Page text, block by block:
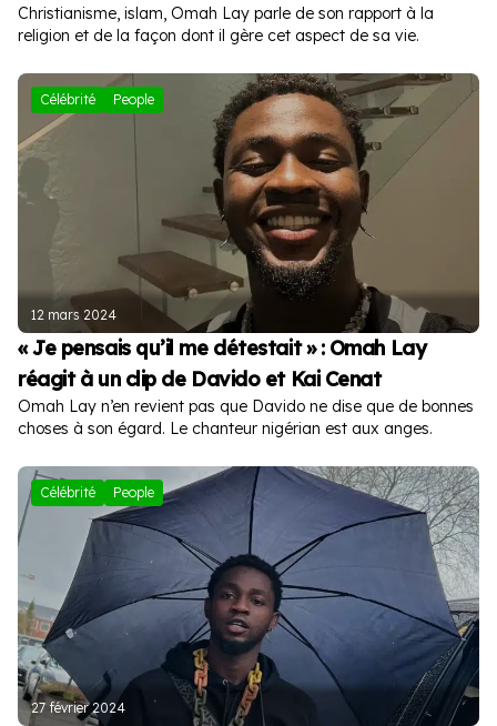
Christianisme, islam, Omah Lay parle de son rapport à la
religion et de la façon dont il gère cet aspect de sa vie.
Célébrité People
12 mars 2024
« Je pensais qu’il me détestait » : Omah Lay
réagit à un clip de Davido et Kai Cenat
Omah Lay n’en revient pas que Davido ne dise que de bonnes
choses à son égard. Le chanteur nigérian est aux anges.
Célébrité People
27 février 2024